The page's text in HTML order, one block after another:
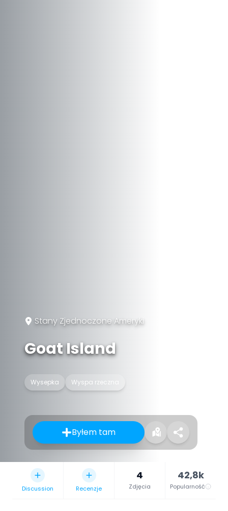
Stany Zjednoczone Ameryki
Goat Island
Wysepka Wyspa rzeczna
Byłem tam
Discussion Recenzje
4
Zdjęcia
42,8k
Popularność